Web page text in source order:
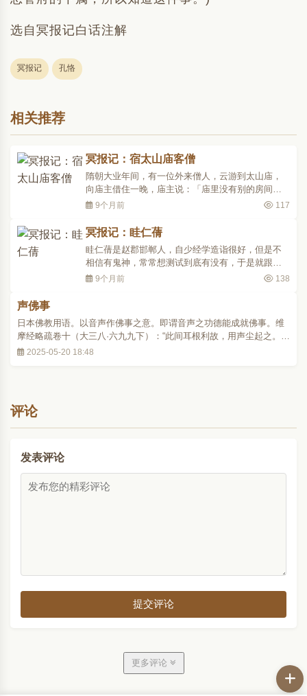
选自冥报记白话注解
冥报记 孔恪
相关推荐
冥报记：宿太山庙客僧
隋朝大业年间，有一位外来僧人，云游到太山庙，
向庙主借住一晚，庙主说：「庙里没有别的房间，
只有神殿旁边的厢房可以睡;可是，凡是住在这个房
得已，只好答应，并为他在厢房内安置床铺。晚
上，僧人端坐诵经，约一更时候，听到屋里有人走
动的声音，不久山..
9个月前 117
冥报记：眭仁蒨
眭仁蒨是赵郡邯郸人，自少经学造诣很好，但是不
相信有鬼神，常常想测试到底有没有，于是就跟人
家学了十多年，最后还是无法见到。后来搬到县
了十年，相遇也有数..
9个月前 138
声佛事
日本佛教用语。以音声作佛事之意。即谓音声之功德能成就佛事。维
摩经略疏卷十（大三八·六九九下）：“此间耳根利故，用声尘起之。未
必但有声尘，便无五尘，如此间以声为佛事，亦放光明，亦香云、香
2025-05-20 18:48
评论
发表评论
提交评论
更多评论